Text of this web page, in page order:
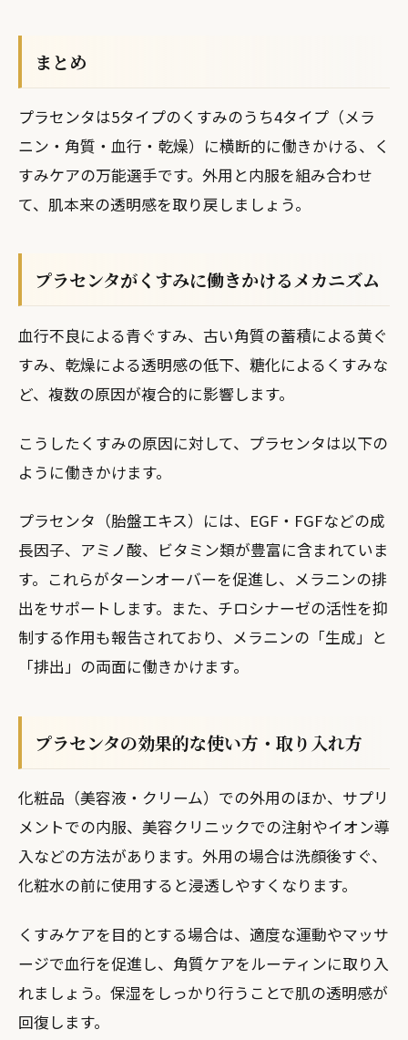
まとめ
プラセンタは5タイプのくすみのうち4タイプ（メラ
ニン・角質・血行・乾燥）に横断的に働きかける、く
すみケアの万能選手です。外用と内服を組み合わせ
て、肌本来の透明感を取り戻しましょう。
プラセンタがくすみに働きかけるメカニズム
血行不良による青ぐすみ、古い角質の蓄積による黄ぐ
すみ、乾燥による透明感の低下、糖化によるくすみな
ど、複数の原因が複合的に影響します。
こうしたくすみの原因に対して、プラセンタは以下の
ように働きかけます。
プラセンタ（胎盤エキス）には、EGF・FGFなどの成
長因子、アミノ酸、ビタミン類が豊富に含まれていま
す。これらがターンオーバーを促進し、メラニンの排
出をサポートします。また、チロシナーゼの活性を抑
制する作用も報告されており、メラニンの「生成」と
「排出」の両面に働きかけます。
プラセンタの効果的な使い方・取り入れ方
化粧品（美容液・クリーム）での外用のほか、サプリ
メントでの内服、美容クリニックでの注射やイオン導
入などの方法があります。外用の場合は洗顔後すぐ、
化粧水の前に使用すると浸透しやすくなります。
くすみケアを目的とする場合は、適度な運動やマッサ
ージで血行を促進し、角質ケアをルーティンに取り入
れましょう。保湿をしっかり行うことで肌の透明感が
回復します。